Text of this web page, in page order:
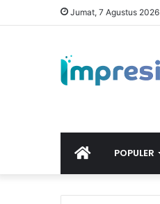
Jumat, 7 Agustus 2026
HOMEPOPULER